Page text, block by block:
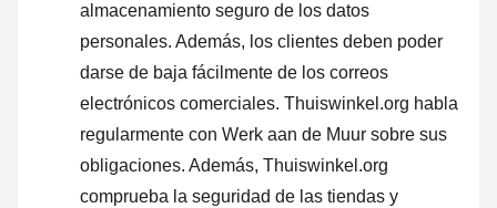
almacenamiento seguro de los datos
personales. Además, los clientes deben poder
darse de baja fácilmente de los correos
electrónicos comerciales. Thuiswinkel.org habla
regularmente con Werk aan de Muur sobre sus
obligaciones. Además, Thuiswinkel.org
comprueba la seguridad de las tiendas y